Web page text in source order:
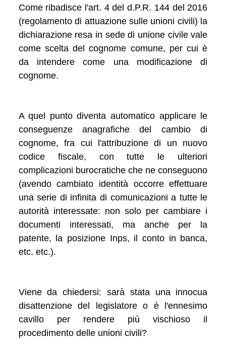
Come ribadisce l'art. 4 del d.P.R. 144 del 2016
(regolamento di attuazione sulle unioni civili) la
dichiarazione resa in sede di unione civile vale
come scelta del cognome comune, per cui è
da intendere come una modificazione di
cognome.
A quel punto diventa automatico applicare le
conseguenze anagrafiche del cambio di
cognome, fra cui l'attribuzione di un nuovo
codice fiscale, con tutte le ulteriori
complicazioni burocratiche che ne conseguono
(avendo cambiato identità occorre effettuare
una serie di infinita di comunicazioni a tutte le
autorità interessate: non solo per cambiare i
documenti interessati, ma anche per la
patente, la posizione Inps, il conto in banca,
etc. etc.).
Viene da chiedersi: sarà stata una innocua
disattenzione del legislatore o è l'ennesimo
cavillo per rendere più vischioso il
procedimento delle unioni civili?